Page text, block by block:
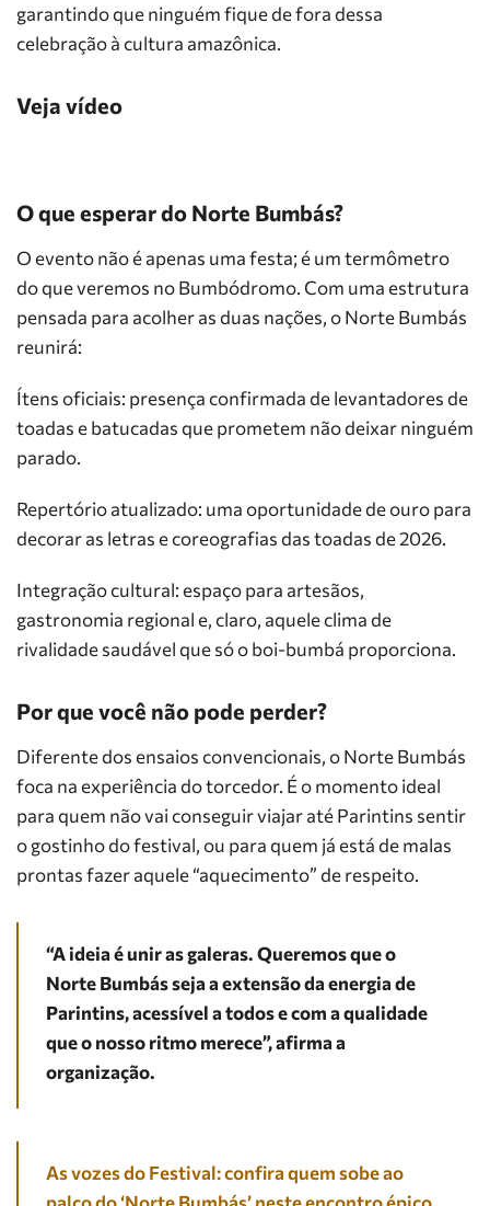
garantindo que ninguém fique de fora dessa
celebração à cultura amazônica.
Veja vídeo
O que esperar do Norte Bumbás?
O evento não é apenas uma festa; é um termômetro
do que veremos no Bumbódromo. Com uma estrutura
pensada para acolher as duas nações, o Norte Bumbás
reunirá:
Ítens oficiais: presença confirmada de levantadores de
toadas e batucadas que prometem não deixar ninguém
parado.
Repertório atualizado: uma oportunidade de ouro para
decorar as letras e coreografias das toadas de 2026.
Integração cultural: espaço para artesãos,
gastronomia regional e, claro, aquele clima de
rivalidade saudável que só o boi-bumbá proporciona.
Por que você não pode perder?
Diferente dos ensaios convencionais, o Norte Bumbás
foca na experiência do torcedor. É o momento ideal
para quem não vai conseguir viajar até Parintins sentir
o gostinho do festival, ou para quem já está de malas
prontas fazer aquele “aquecimento” de respeito.
“A ideia é unir as galeras. Queremos que o
Norte Bumbás seja a extensão da energia de
Parintins, acessível a todos e com a qualidade
que o nosso ritmo merece”, afirma a
organização.
As vozes do Festival: confira quem sobe ao